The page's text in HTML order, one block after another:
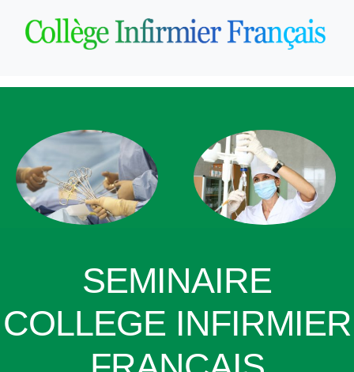
SEMINAIRE
COLLEGE INFIRMIER